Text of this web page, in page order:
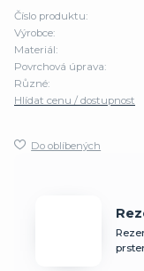
Číslo produktu:
Výrobce:
Materiál:
Povrchová úprava:
Různé:
Hlídat cenu / dostupnost
Do oblíbených